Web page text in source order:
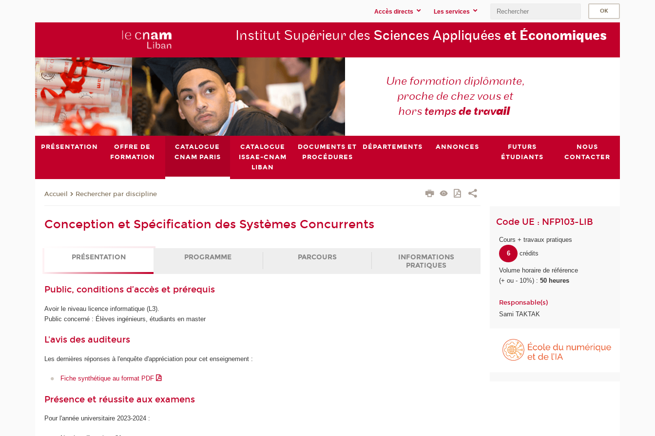
Accès directs Les services
Institut Supérieur des Sciences Appliquées et Économiques
Une formation diplômante,
proche de chez vous et
hors tempsde travail
PRÉSENTATION
OFFRE DE
FORMATION
CATALOGUE
CNAM PARIS
CATALOGUE
ISSAE-CNAM
LIBAN
DOCUMENTS ET
PROCÉDURES
DÉPARTEMENTS ANNONCES
FUTURS
ÉTUDIANTS
NOUS
CONTACTER
Accueil Rechercher par discipline
Conception et Spécification des Systèmes Concurrents
PRÉSENTATION PROGRAMME PARCOURS
INFORMATIONS
PRATIQUES
Public, conditions d’accès et prérequis
Avoir le niveau licence informatique (L3).
Public concerné : Élèves ingénieurs, étudiants en master
L'avis des auditeurs
Les dernières réponses à l'enquête d'appréciation pour cet enseignement :
Fiche synthétique au format PDF
Présence et réussite aux examens
Pour l'année universitaire 2023-2024 :
Code UE : NFP103-LIB
Cours + travaux pratiques
6
crédits
Volume horaire de référence
(+ ou - 10%) :50 heures
Responsable(s)
Sami TAKTAK